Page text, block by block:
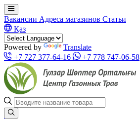
Вакансии Адреса магазинов Статьи
Қаз
Powered by
Translate
+7 727 377-64-16
+7 778 747-06-58